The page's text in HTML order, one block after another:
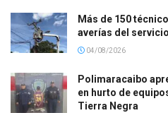
Más de 150
averías del
04/08/2026
Polimaracaibo
en hurto de
Tierra Negra